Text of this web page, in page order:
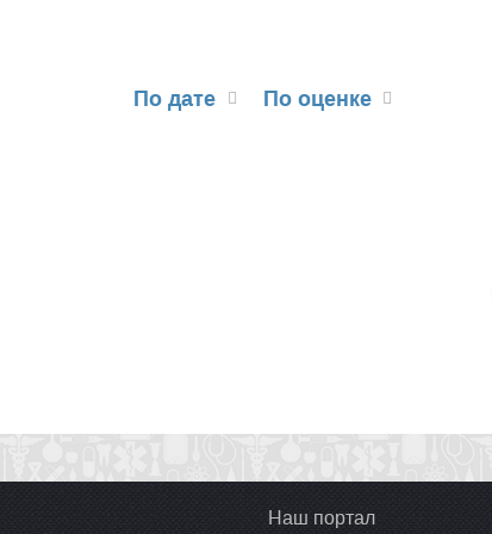
По дате По оценке
Наш портал